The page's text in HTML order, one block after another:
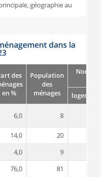
géographie au
dans la
des
en %
Population
des
ménages
logement
6,0 8
14,0 20
4,0 9
76,0 81